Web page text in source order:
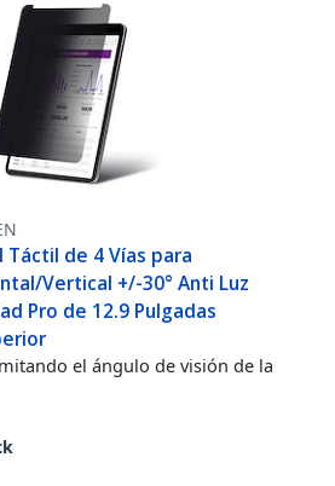
de 4 Vías para
Vertical +/-30° Anti Luz
Pro de 12.9 Pulgadas
el ángulo de visión de la